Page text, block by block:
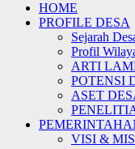
HOME
PROFILE DESA
Sejarah
Profil
ARTI
POTENSI
ASET
VISI &